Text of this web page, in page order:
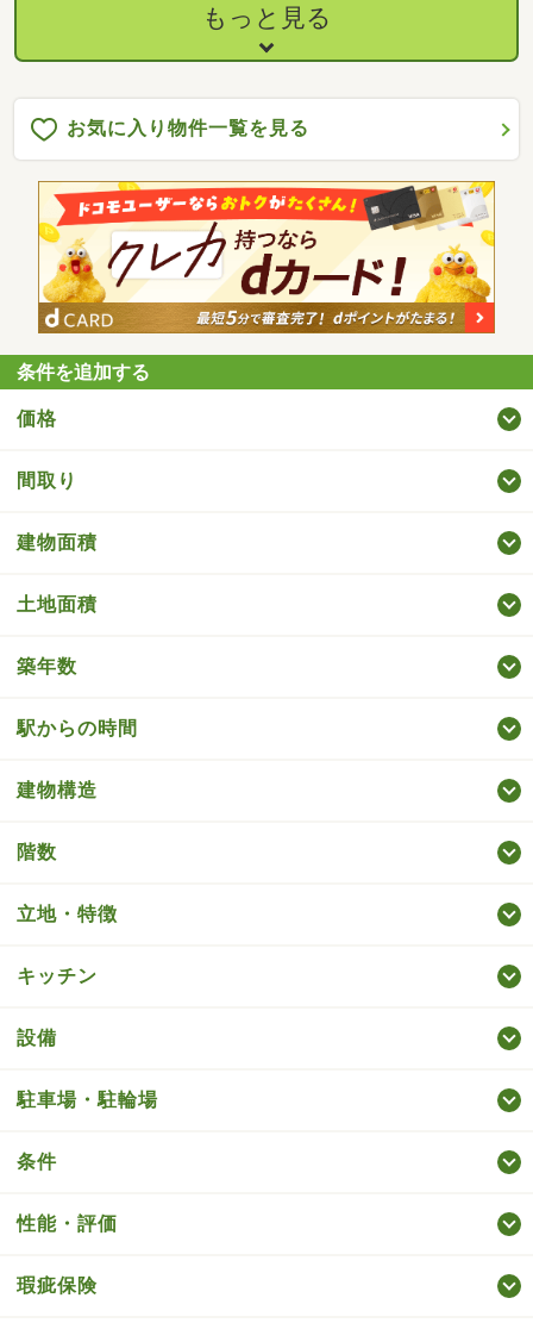
もっと見る
お気に入り物件一覧を見る
条件を追加する
価格
間取り
建物面積
土地面積
築年数
駅からの時間
建物構造
階数
立地・特徴
キッチン
設備
駐車場・駐輪場
条件
性能・評価
瑕疵保険